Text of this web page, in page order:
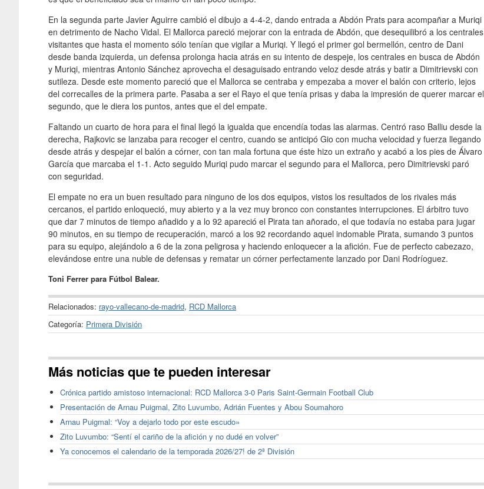
En la segunda parte Javier Aguirre cambió el dibujo a 4-4-2, dando entrada a Abdón Prats para acompañar a Muriqi
en detrimento de Nacho Vidal. El Mallorca pareció mejorar con la entrada de Abdón, que desequilibró a los centrales
visitantes que hasta el momento sólo tenían que vigilar a Muriqi. Y llegó el primer gol bermellón, centro de Dani
desde banda izquierda, un defensa prolonga hacia atrás en su intento de despeje, los centrales en busca de Abdón
y Muriqi, mientras Antonio Sánchez aprovecha el desaguisado entrando veloz desde atrás y batir a Dimitrievski con
sutileza. Desde este momento pareció que el Mallorca se centraba y empezaba a mover el balón con criterio, lejos
del correcalles de la primera parte. Pasaba a ser el Rayo el que tenía prisas y daba la impresión de querer marcar el
segundo, que le diera los puntos, antes que el del empate.
Faltando un cuarto de hora para el final llegó la igualda que encendía todas las alarmas. Centró raso Balliu desde la
derecha, Rajkovic se lanzaba para recoger el centro, cuando se anticipó Gio con mucha velocidad y fuerza llegando
desde atrás y despejar el balón a córner, con tan mala fortuna que éste hizo un extraño y acabó a los pies de Álvaro
García que marcaba el 1-1. Acto seguido Muriqi pudo marcar el segundo para el Mallorca, pero Dimitrievski paró
con seguridad.
El empate no era un buen resultado para ninguno de los dos equipos, vistos los resultados de los rivales más
cercanos, el partido enloqueció, muy abierto y a la vez muy bronco con constantes interrupciones. El árbitro tuvo
que dar 7 minutos de tiempo añadido y a lo 92 apareció el Pirata tan añorado, el que todavía no estaba para jugar
90 minutos, en su tiempo de recuperación, marcó a los 92 recordando aquel indomable Pirata, sumando 3 puntos
para su equipo, alejándolo a 6 de la zona peligrosa y haciendo enloquecer a la afición. Fue de perfecto cabezazo,
elevándose entre una nuble de defensas y rematar un córner perfectamente lanzado por Dani Rodríoguez.
Toni Ferrer para Fútbol Balear.
Relacionados: rayo-vallecano-de-madrid, RCD Mallorca
Categoría: Primera División
Más noticias que te pueden interesar
Crónica partido amistoso internacional: RCD Mallorca 3-0 Paris Saint-Germain Football Club
Presentación de Arnau Puigmal, Zito Luvumbo, Adrián Fuentes y Abou Soumahoro
Arnau Puigmal: “Voy a dejarlo todo por este escudo»
Zito Luvumbo: “Sentí el cariño de la afición y no dudé en volver”
Ya conocemos el calendario de la temporada 2026/27! de 2ª División